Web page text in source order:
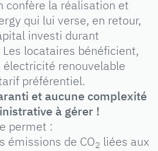
confère la réalisation et
qui lui verse, en retour,
investi durant
locataires bénéficient,
électricité renouvelable
préférentiel.
et aucune complexité
à gérer !
permet :
émissions de CO2 liées aux